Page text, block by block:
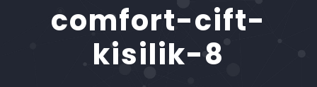
comfort-cift-
kisilik-8